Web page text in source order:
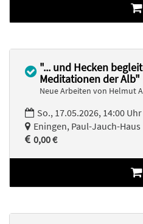
"... und Hecken
Meditationen der Alb"
Neue Arbeiten von Helmut
So., 17.05.2026, 14:00 Uhr
Eningen, Paul-Jauch-Haus
0,00 €